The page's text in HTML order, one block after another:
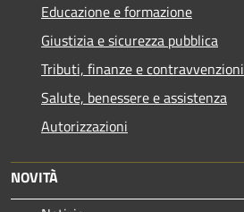
Educazione e formazione
Giustizia e sicurezza pubblica
Tributi, finanze e contravvenzioni
Salute, benessere e assistenza
Autorizzazioni
NOVITÀ